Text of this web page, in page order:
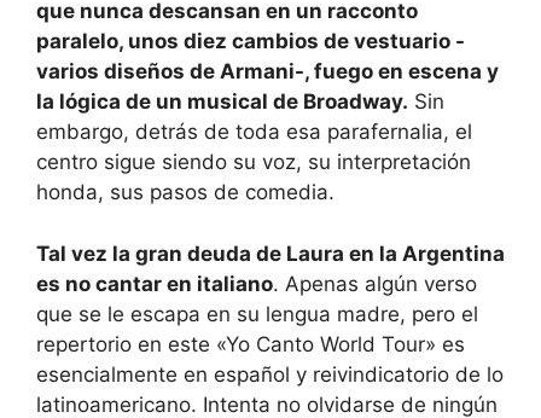
que nunca descansan en un racconto
paralelo, unos diez cambios de vestuario -
varios diseños de Armani-, fuego en escena y
la lógica de un musical de Broadway. Sin
embargo, detrás de toda esa parafernalia, el
centro sigue siendo su voz, su interpretación
honda, sus pasos de comedia.
Tal vez la gran deuda de Laura en la Argentina
es no cantar en italiano. Apenas algún verso
que se le escapa en su lengua madre, pero el
repertorio en este «Yo Canto World Tour» es
esencialmente en español y reivindicatorio de lo
latinoamericano. Intenta no olvidarse de ningún